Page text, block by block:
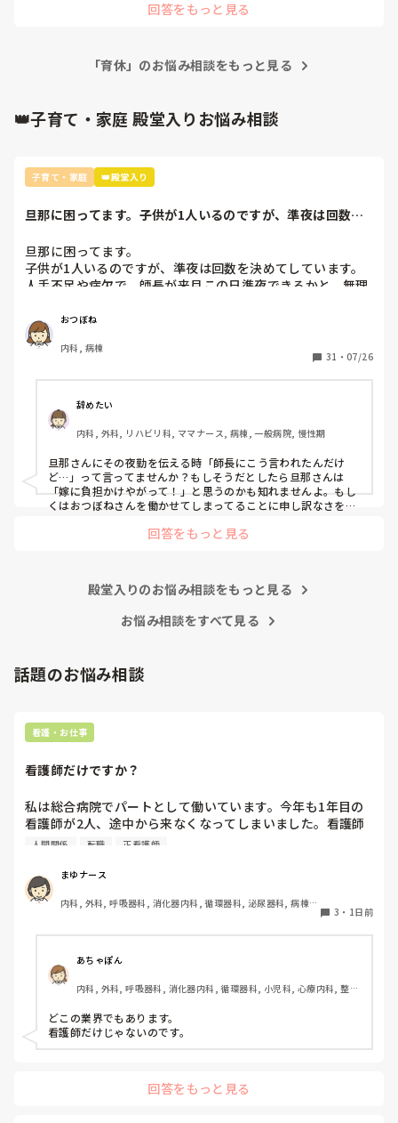
眼科クリニックでの看護師の業務は看護業務だけではありませ
眼科には特化できると思いますが、
くなると思います😥
ブランクがあるような感覚になると思いますよ。
あとは、クリニックに長年勤めていて病棟に戻るというのもハ
ードルが高くなるんじゃないかと思います。
子どものために仕事と家庭の両立ができる選択をするのか、
自分の将来のキャリアを考えた上での選択をするのか、
ななさんにとって今どっちが大事なのかってことじゃないでし
前の投稿にもコメントさせていただきましたが、
子育てに理解のあるクリニックもありますが、
クリニックでは一番人件費がかかるので、必要最低限の人数で
1人でも休んだら回らない、みたいなシフトを組んでいるとこ
子どもの体調不良で休むということは珍しいことではないので
すが、
ートが得られないとなると採用自体が厳しい場合もあります。
回答をもっと見る
「育休」のお悩み相談をもっと見る
👑子育て・家庭 殿堂入りお悩み相談
子育て・家庭 👑殿堂入り
旦那に困ってます。子供が1人いるのですが、準夜は回数を
旦那に困ってます。
子供が1人いるのですが、準夜は回数を決めてしています。
人手不足や病欠で、師長が来月この日準夜できるかと、無理
私も子供の熱や体調不良で何度も夜勤が出来なくなったこと
があります。
かしい。師長は何を考えているのか、と怒り、俺に考えがあ
るから夜勤はしてもいいと言われました。考えって何？って
聞くと今度なにかあったら文句いいにいってやると、怒鳴り
込みに行ってやるわと言われました。
今までもそう言って怒鳴り込みに行ったことはないのです
が、しないとも限りませんし、無理なら無理と断ってと伝え
ても、いいよ夜勤して、と譲りません。
ちゃんではなく、トイレは自分でできますし、父親の言うこ
家計が苦しいので私は夜勤をして正社員でいなければならな
うではないと。とにかく怒って話になりません。
るのも嫌です。ですが、このまま病棟のお荷物になるなら辞
みなさん、旦那さんは理解ありますか？分かった上で結婚し
おつぼね
内科, 病棟
31 ・ 07/26
辞めたい
内科, 外科, リハビリ科, ママナース, 病棟, 一般病院, 慢性期
旦那さんにその夜勤を伝える時「師長にこう言われたんだけ
ど…」って言ってませんか？もしそうだとしたら旦那さんは
「嫁に負担かけやがって！」と思うのかも知れませんよ。もし
くはおつぼねさんを働かせてしまってることに申し訳なさをか
ていざ夜勤をする現状に旦那さんも慣れていないのではと感じ
回答をもっと見る
殿堂入りのお悩み相談をもっと見る
お悩み相談をすべて見る
話題のお悩み相談
看護・お仕事
看護師だけですか？
私は総合病院でパートとして働いています。今年も1年目の
看護師が2人、途中から来なくなってしまいました。看護師
として働いていると、指導の場面で「そこまで強く言わなく
患者さんの安全を守るために、厳しく伝えなければならない
場面があることは理解しています。ただ、内容よりも言い方
こうした厳しい指導や人間関係は、看護師という職業ならで
はなのでしょうか。それとも、他の職種でも同じようなこと
はあるのでしょうか？看護師以外の仕事を経験したことがあ
る方や、転職経験のある方のお話も聞いてみたいです。
人間関係 転職 正看護師
まゆナース
内科, 外科, 呼吸器科, 消化器内科, 循環器科, 泌尿器科, 病棟,
3 ・ 1日前
あちゃぽん
内科, 外科, 呼吸器科, 消化器内科, 循環器科, 小児科, 心療内科, 整形
合診療科, 救急科, 超急性期, ICU, CCU, HCU, その他の科, ママナー
ス, 外来, 神経内科, 脳神経外科, NICU, 消化器外科, 一般病院, 慢性
期, 回復期, 終末期, オペ室, 透析, 検診・健診
どこの業界でもあります。
看護師だけじゃないのです。
回答をもっと見る